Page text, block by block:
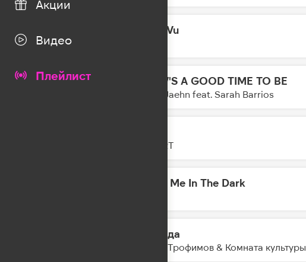
Акции
Видео
Плейлист
14:51 Deja Vu
NOW'S A GOOD TIME TO BE
Felix Jaehn feat. Sarah Barrios
ZIVERT
Meet Me In The Dark
Поезда
Женя Трофимов & Комната культуры